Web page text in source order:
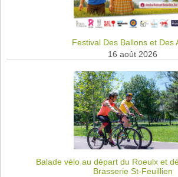
Festival Des Ballons et Des
16 août 2026
Balade vélo au départ du Roeulx et
Brasserie St-Feuillien